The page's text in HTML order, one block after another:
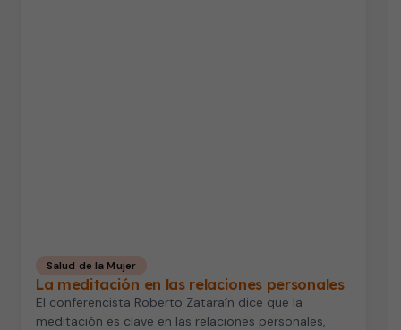
Salud de la Mujer
La meditación en las relaciones personales
El conferencista Roberto Zataraín dice que la
meditación es clave en las relaciones personales,